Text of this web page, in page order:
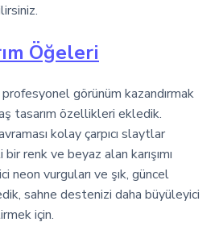
Öğeleri
görünüm kazandırmak
tasarım özellikleri ekledik.
kolay çarpıcı slaytlar
renk ve beyaz alan karışımı
neon vurguları ve şık, güncel
sahne destenizi daha büyüleyici
için.